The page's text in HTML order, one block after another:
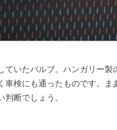
ていたバルブ。ハンガリー
車検にも通ったものです。
断でしょう。